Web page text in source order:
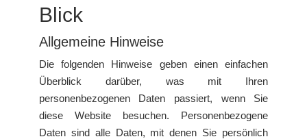
Blick
Allgemeine Hinweise
Die folgenden Hinweise geben einen einfachen
Überblick darüber, was mit Ihren
personenbezogenen Daten passiert, wenn Sie
diese Website besuchen. Personenbezogene
Daten sind alle Daten, mit denen Sie persönlich